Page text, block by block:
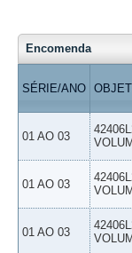
Encomenda
SÉRIE/ANO
01 AO 03
01 AO 03
01 AO 03